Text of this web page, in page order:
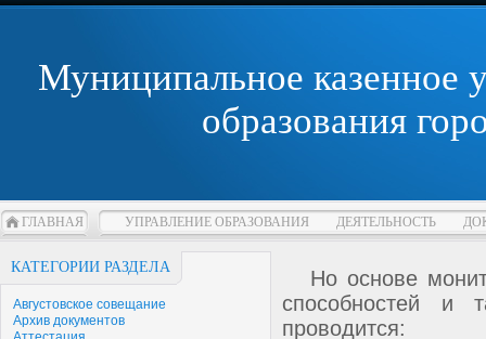
Муниципальное казенное
образования
ГЛАВНАЯ УПРАВЛЕНИЕ ОБРАЗОВАНИЯ ДЕЯТЕЛЬНОСТЬ
КАТЕГОРИИ РАЗДЕЛА
Августовское совещание
Архив документов
Но основе
способностей и
проводится: